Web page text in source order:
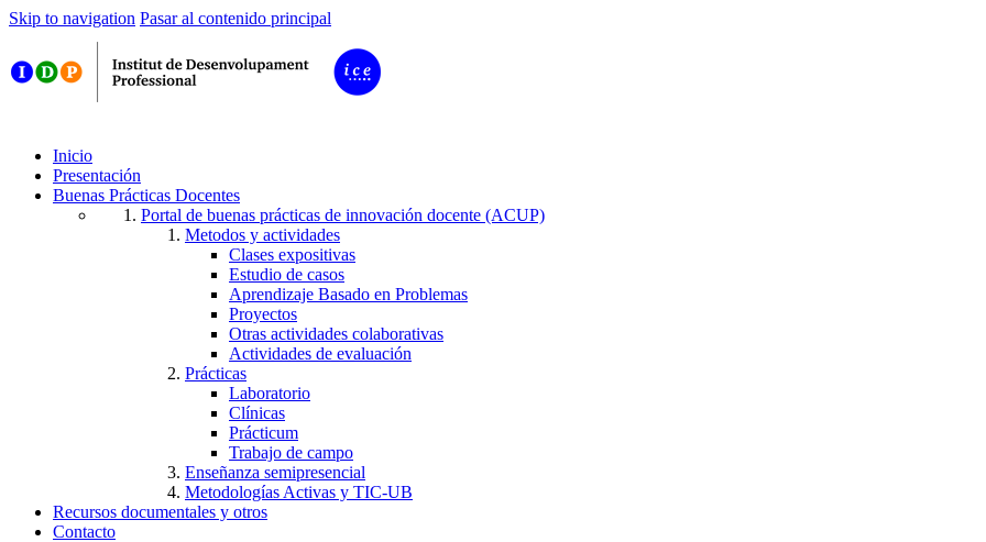
Skip to navigation Pasar al contenido principal
Inicio
Presentación
Buenas Prácticas Docentes
Portal de buenas prácticas de innovación docente (ACUP)
Metodos y actividades
Clases expositivas
Estudio de casos
Aprendizaje Basado en Problemas
Proyectos
Otras actividades colaborativas
Actividades de evaluación
Prácticas
Laboratorio
Clínicas
Prácticum
Trabajo de campo
Enseñanza semipresencial
Metodologías Activas y TIC-UB
Recursos documentales y otros
Contacto